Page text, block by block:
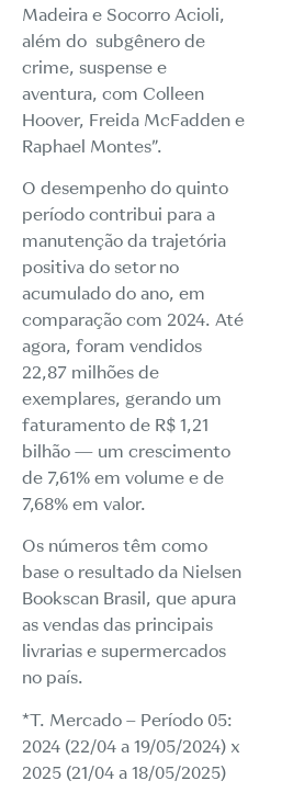
Madeira e Socorro Acioli,
além do subgênero de
crime, suspense e
aventura, com Colleen
Hoover, Freida McFadden e
Raphael Montes”.
O desempenho do quinto
período contribui para a
manutenção da trajetória
positiva do setor no
acumulado do ano, em
comparação com 2024. Até
agora, foram vendidos
22,87 milhões de
exemplares, gerando um
faturamento de R$ 1,21
bilhão — um crescimento
de 7,61% em volume e de
7,68% em valor.
Os números têm como
base o resultado da Nielsen
Bookscan Brasil, que apura
as vendas das principais
livrarias e supermercados
no país.
*T. Mercado – Período 05:
2024 (22/04 a 19/05/2024) x
2025 (21/04 a 18/05/2025)